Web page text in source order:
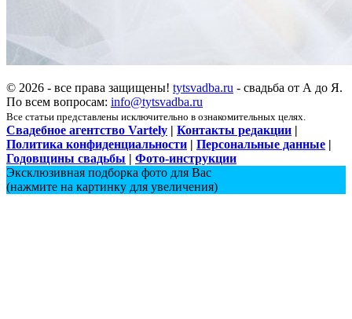
© 2026 - все права защищены! tytsvadba.ru - свадьба от А до Я.
По всем вопросам: info@tytsvadba.ru
Все статьи представлены исключительно в ознакомительных целях.
Свадебное агентство Vartely | Контакты редакции |
Политика конфиденциальности | Персональные данные |
Годовщины свадьбы | Фото-инструкции
Эксклюзивная подборка фото для Вас
(нажмите на картинку для увеличения)